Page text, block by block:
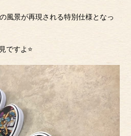
風景が再現される特別仕様となっ
ですよ⭐